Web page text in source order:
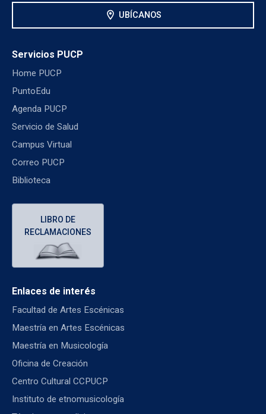
location_on UBÍCANOS
Servicios PUCP
Home PUCP
PuntoEdu
Agenda PUCP
Servicio de Salud
Campus Virtual
Correo PUCP
Biblioteca
LIBRO DE
RECLAMACIONES
Enlaces de interés
Facultad de Artes Escénicas
Maestría en Artes Escénicas
Maestría en Musicología
Oficina de Creación
Centro Cultural CCPUCP
Instituto de etnomusicología